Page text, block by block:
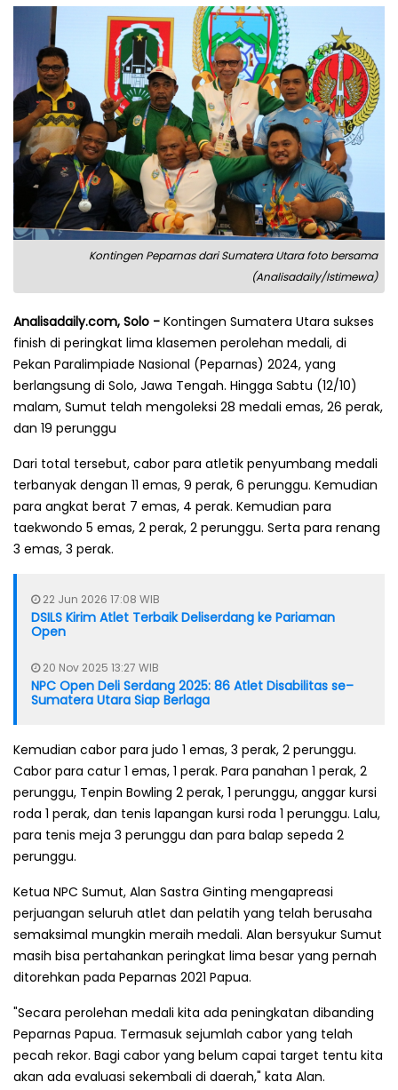
Kontingen Peparnas dari Sumatera Utara foto bersama
(Analisadaily/Istimewa)
Analisadaily.com, Solo - Kontingen Sumatera Utara sukses
finish di peringkat lima klasemen perolehan medali, di
Pekan Paralimpiade Nasional (Peparnas) 2024, yang
berlangsung di Solo, Jawa Tengah. Hingga Sabtu (12/10)
malam, Sumut telah mengoleksi 28 medali emas, 26 perak,
dan 19 perunggu
Dari total tersebut, cabor para atletik penyumbang medali
terbanyak dengan 11 emas, 9 perak, 6 perunggu. Kemudian
para angkat berat 7 emas, 4 perak. Kemudian para
taekwondo 5 emas, 2 perak, 2 perunggu. Serta para renang
3 emas, 3 perak.
22 Jun 2026 17:08 WIB
DSILS Kirim Atlet Terbaik Deliserdang ke Pariaman
Open
20 Nov 2025 13:27 WIB
NPC Open Deli Serdang 2025: 86 Atlet Disabilitas se–
Sumatera Utara Siap Berlaga
Kemudian cabor para judo 1 emas, 3 perak, 2 perunggu.
Cabor para catur 1 emas, 1 perak. Para panahan 1 perak, 2
perunggu, Tenpin Bowling 2 perak, 1 perunggu, anggar kursi
roda 1 perak, dan tenis lapangan kursi roda 1 perunggu. Lalu,
para tenis meja 3 perunggu dan para balap sepeda 2
perunggu.
Ketua NPC Sumut, Alan Sastra Ginting mengapreasi
perjuangan seluruh atlet dan pelatih yang telah berusaha
semaksimal mungkin meraih medali. Alan bersyukur Sumut
masih bisa pertahankan peringkat lima besar yang pernah
ditorehkan pada Peparnas 2021 Papua.
"Secara perolehan medali kita ada peningkatan dibanding
Peparnas Papua. Termasuk sejumlah cabor yang telah
pecah rekor. Bagi cabor yang belum capai target tentu kita
akan ada evaluasi sekembali di daerah," kata Alan.